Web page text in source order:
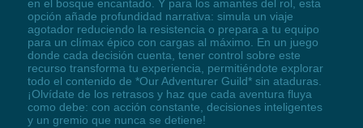
en el bosque encantado. Y para los amantes del rol, esta
opción añade profundidad narrativa: simula un viaje
agotador reduciendo la resistencia o prepara a tu equipo
para un clímax épico con cargas al máximo. En un juego
donde cada decisión cuenta, tener control sobre este
recurso transforma tu experiencia, permitiéndote explorar
todo el contenido de *Our Adventurer Guild* sin ataduras.
¡Olvídate de los retrasos y haz que cada aventura fluya
como debe: con acción constante, decisiones inteligentes
y un gremio que nunca se detiene!